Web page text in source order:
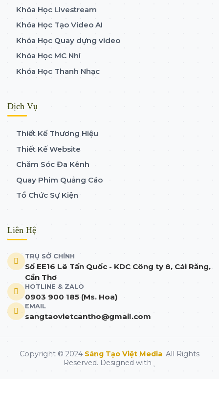
Khóa Học Livestream
Khóa Học Tạo Video AI
Khóa Học Quay dựng video
Khóa Học MC Nhí
Khóa Học Thanh Nhạc
Dịch Vụ
Thiết Kế Thương Hiệu
Thiết Kế Website
Chăm Sóc Đa Kênh
Quay Phim Quảng Cáo
Tổ Chức Sự Kiện
Liên Hệ
TRỤ SỞ CHÍNH
Số EE16 Lê Tấn Quốc - KDC Công ty 8, Cái Răng,
Cần Thơ
HOTLINE & ZALO
0903 900 185 (Ms. Hoa)
EMAIL
sangtaovietcantho@gmail.com
Copyright © 2024 Sáng Tạo Việt Media. All Rights
Reserved. Designed with